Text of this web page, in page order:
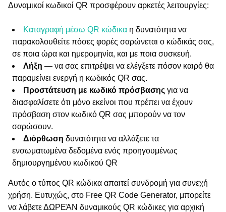
Δυναμικοί κωδικοί QR προσφέρουν αρκετές λειτουργίες:
Καταγραφή μέσω QR κώδικα η δυνατότητα να
παρακολουθείτε πόσες φορές σαρώνεται ο κώδικάς σας,
σε ποια ώρα και ημερομηνία, και με ποια συσκευή.
Λήξη — να σας επιτρέψει να ελέγξετε πόσον καιρό θα
παραμείνει ενεργή η κωδικός QR σας.
Προστάτευση με κωδικό πρόσβασης για να
διασφαλίσετε ότι μόνο εκείνοι που πρέπει να έχουν
πρόσβαση στον κωδικό QR σας μπορούν να τον
σαρώσουν.
Διόρθωση δυνατότητα να αλλάξετε τα
ενσωματωμένα δεδομένα ενός προηγουμένως
δημιουργημένου κωδικού QR
Αυτός ο τύπος QR κώδικα απαιτεί συνδρομή για συνεχή
χρήση. Ευτυχώς, στο Free QR Code Generator, μπορείτε
να λάβετε ΔΩΡΕΆΝ δυναμικούς QR κώδικες για αρχική